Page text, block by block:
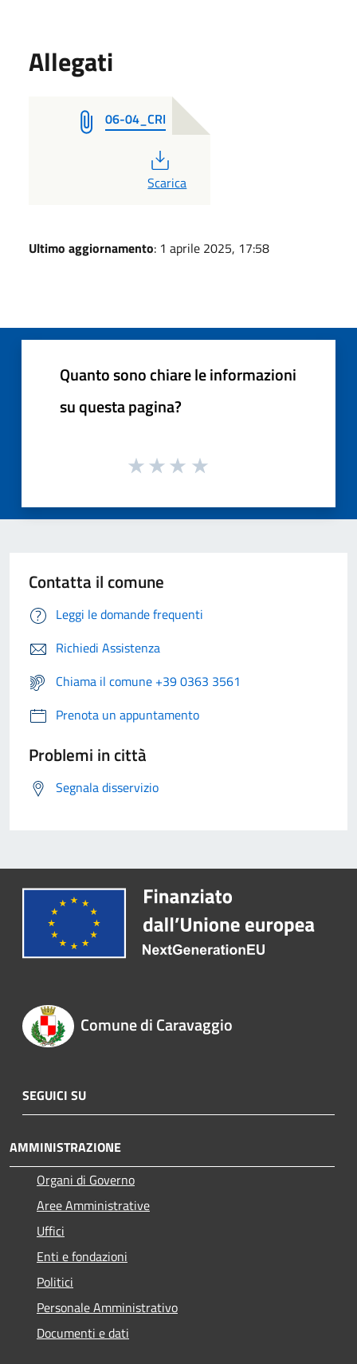
Allegati
06-04_CRI
PDF
Scarica
Ultimo aggiornamento: 1 aprile 2025, 17:58
Quanto sono chiare le informazioni
su questa pagina?
Contatta il comune
Leggi le domande frequenti
Richiedi Assistenza
Chiama il comune +39 0363 3561
Prenota un appuntamento
Problemi in città
Segnala disservizio
Comune di Caravaggio
SEGUICI SU
AMMINISTRAZIONE
Organi di Governo
Aree Amministrative
Uffici
Enti e fondazioni
Politici
Personale Amministrativo
Documenti e dati